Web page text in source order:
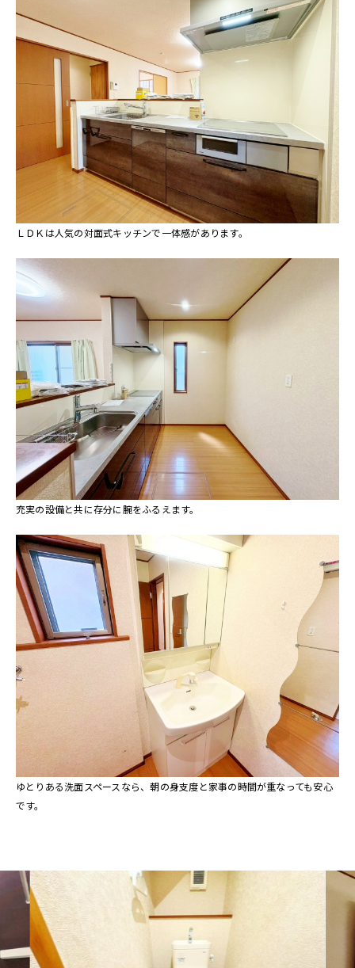
ＬＤＫは人気の対面式キッチンで一体感があります。
充実の設備と共に存分に腕をふるえます。
ゆとりある洗面スペースなら、朝の身支度と家事の時間が重なっても安心
です。